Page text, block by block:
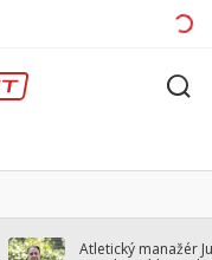
Atletický manažér